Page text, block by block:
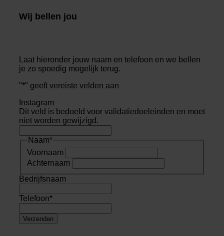
Wij bellen jou
Laat hieronder jouw naam en telefoon en we bellen
je zo spoedig mogelijk terug.
"*" geeft vereiste velden aan
Instagram
Dit veld is bedoeld voor validatiedoeleinden en moet
niet worden gewijzigd.
Naam*
Voornaam
Achternaam
Bedrijfsnaam
Telefoon*